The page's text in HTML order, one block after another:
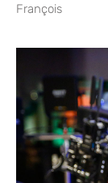
François